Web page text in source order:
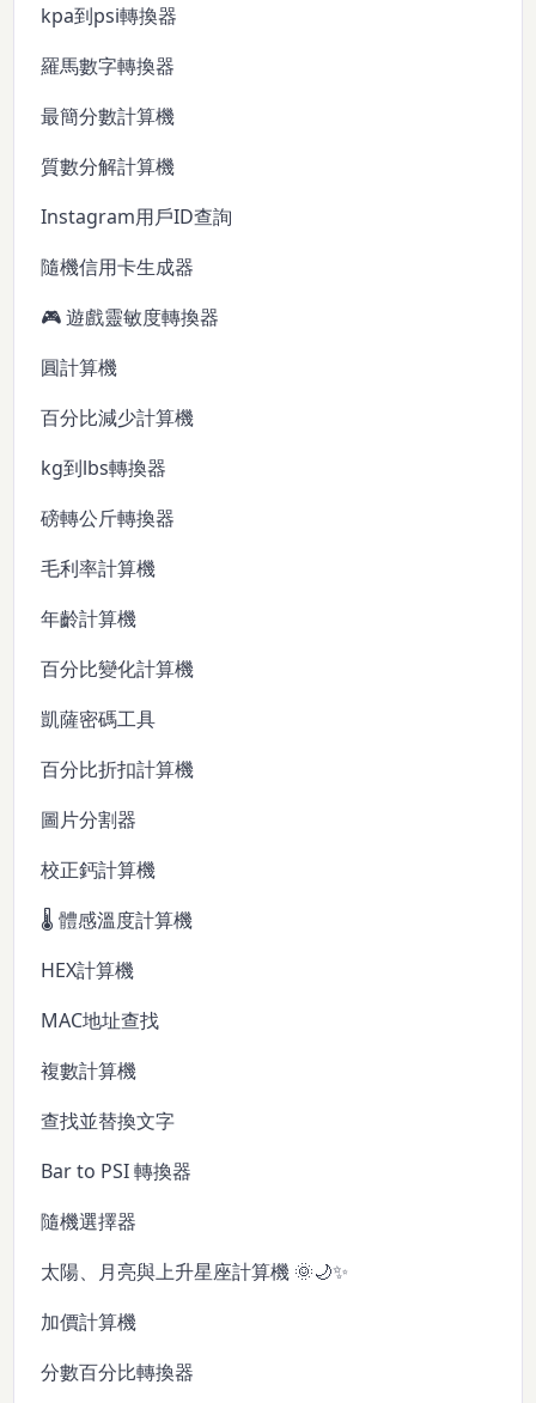
kpa到psi轉換器
羅馬數字轉換器
最簡分數計算機
質數分解計算機
Instagram用戶ID查詢
隨機信用卡生成器
🎮 遊戲靈敏度轉換器
圓計算機
百分比減少計算機
kg到lbs轉換器
磅轉公斤轉換器
毛利率計算機
年齡計算機
百分比變化計算機
凱薩密碼工具
百分比折扣計算機
圖片分割器
校正鈣計算機
🌡️ 體感溫度計算機
HEX計算機
MAC地址查找
複數計算機
查找並替換文字
Bar to PSI 轉換器
隨機選擇器
太陽、月亮與上升星座計算機 🌞🌙✨
加價計算機
分數百分比轉換器